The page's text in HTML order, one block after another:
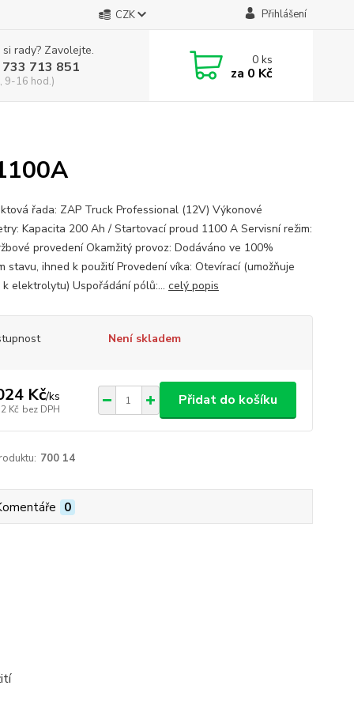
CZK Přihlášení
rady? Zavolejte.
713 851
9-16 hod.)
0ks
za 0 Kč
řada: ZAP Truck Professional (12V) Výkonové
Kapacita 200 Ah / Startovací proud 1100 A Servisní režim:
provedení Okamžitý provoz: Dodáváno ve 100%
stavu, ihned k použití Provedení víka: Otevírací (umožňuje
elektrolytu) Uspořádání pólů:... celý popis
Není skladem
Kč/ks
Kč bez DPH
Přidat do košíku
700 14
0